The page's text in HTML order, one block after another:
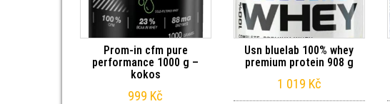
Prom-in cfm pure
performance 1000 g –
kokos
999 Kč
Usn bluelab 100% whey
premium protein 908 g
1 019 Kč